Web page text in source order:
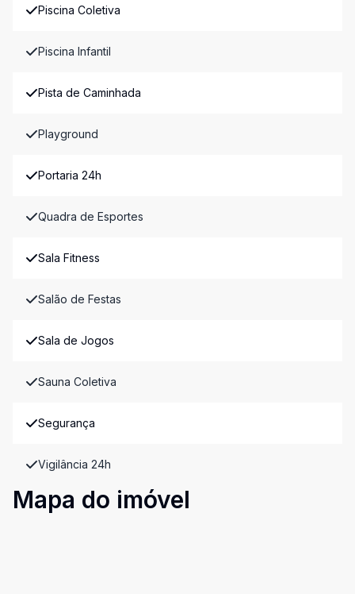
Piscina Coletiva
Piscina Infantil
Pista de Caminhada
Playground
Portaria 24h
Quadra de Esportes
Sala Fitness
Salão de Festas
Sala de Jogos
Sauna Coletiva
Segurança
Vigilância 24h
Mapa do imóvel